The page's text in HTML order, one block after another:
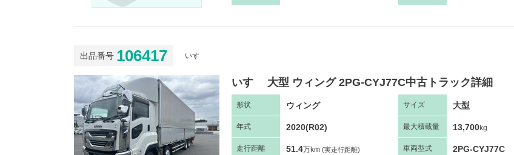
出品番号 106417 いすゞ
いすゞ 大型 ウィング 2PG-CYJ77C中古トラック詳細
形状 ウィング サイズ 大型
年式 2020(R02) 最大積載量 13,700kg
走行距離 51.4万km (実走行距離) 車両型式 2PG-CYJ77C